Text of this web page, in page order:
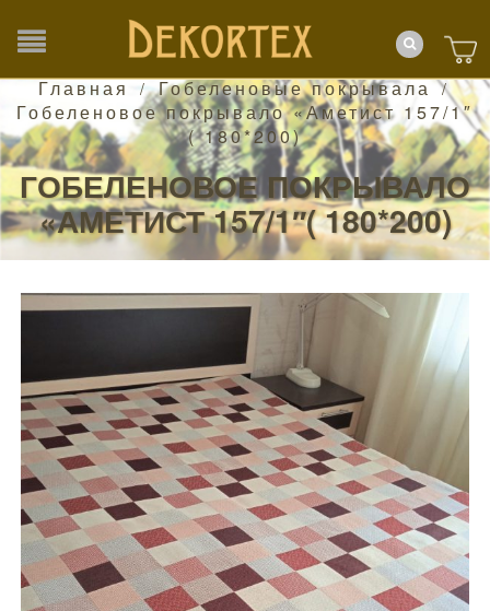
Главная / Гобеленовые покрывала /
Гобеленовое покрывало «Аметист 157/1″
( 180*200)
ГОБЕЛЕНОВОЕ ПОКРЫВАЛО
«АМЕТИСТ 157/1″( 180*200)